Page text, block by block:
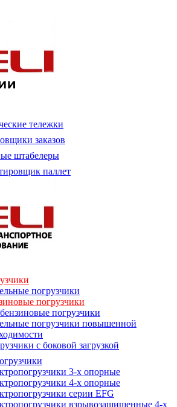
тележки
заказов
штабелеры
паллет
погрузчики
погрузчики
погрузчики
погрузчики повышенной
с боковой загрузкой
3-х опорные
4-х опорные
серии EFG
взрывозащищенные 4-х